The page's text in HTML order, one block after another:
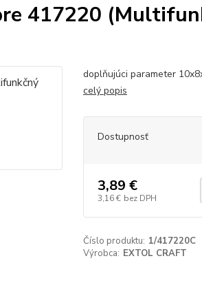
417220
doplňujúci parameter
celý popis
Dostupnosť
3,89 €
3,16 € bez DPH
Číslo produktu: 1/417220C
Výrobca: EXTOL CRAFT